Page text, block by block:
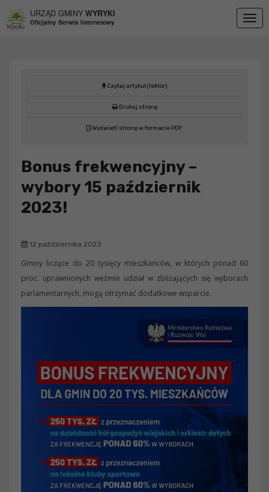
URZĄD GMINY WYRYKI
Oficjalny Serwis Internetowy
Czytaj artykuł (lektor)
Drukuj stronę
Wyświetl stronę w formacie PDF
Bonus frekwencyjny –
wybory 15 październik
2023!
12 października 2023
Gminy liczące do 20 tysięcy mieszkańców, w których ponad 60
proc. uprawnionych weźmie udział w zbliżających się wyborach
parlamentarnych, mogą otrzymać dodatkowe wsparcie.